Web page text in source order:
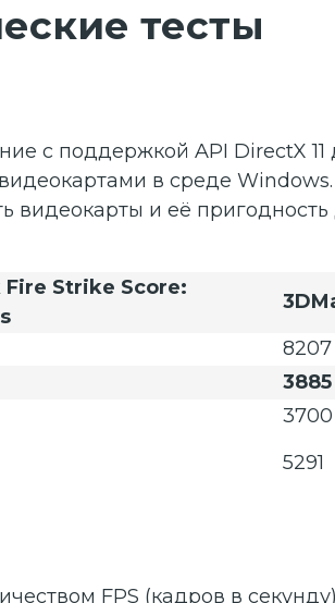
тесты
с поддержкой API DirectX 11
в среде Windows.
видеокарты и её
Fire Strike Score:
8207
3885
3700
5291
FPS (кадров в